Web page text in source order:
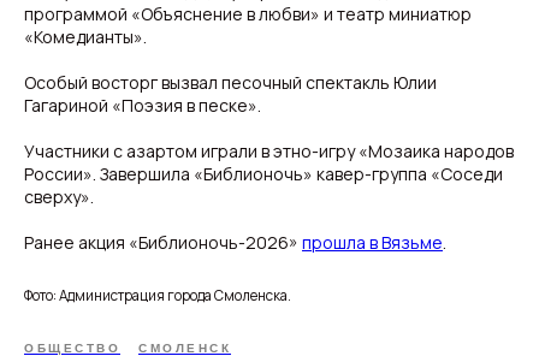
программой «Объяснение в любви» и театр миниатюр
«Комедианты».
Особый восторг вызвал песочный спектакль Юлии
Гагариной «Поэзия в песке».
Участники с азартом играли в этно-игру «Мозаика народов
России». Завершила «Библионочь» кавер-группа «Соседи
сверху».
Ранее акция «Библионочь-2026» прошла в Вязьме.
Фото: Администрация города Смоленска.
ОБЩЕСТВО СМОЛЕНСК